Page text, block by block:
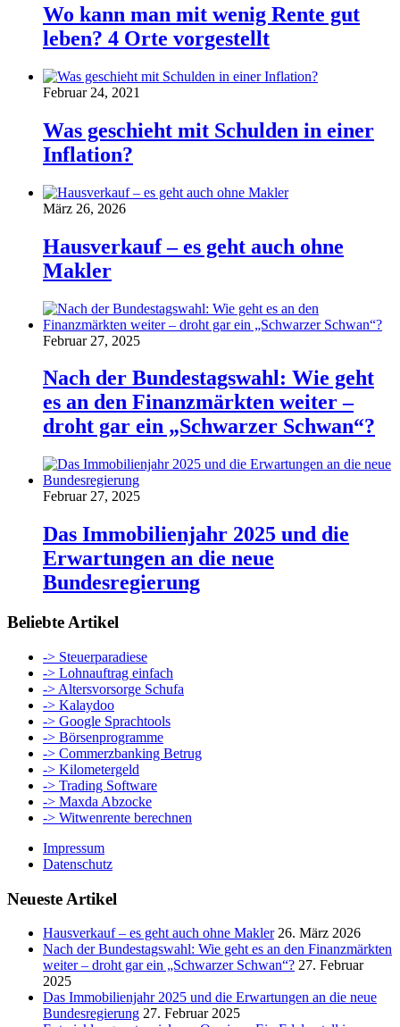
Wo kann man mit wenig Rente gut
leben? 4 Orte vorgestellt
Februar 24, 2021
Was geschieht mit Schulden in einer
Inflation?
März 26, 2026
Hausverkauf – es geht auch ohne
Makler
Februar 27, 2025
Nach der Bundestagswahl: Wie geht
es an den Finanzmärkten weiter –
droht gar ein „Schwarzer Schwan“?
Februar 27, 2025
Das Immobilienjahr 2025 und die
Erwartungen an die neue
Bundesregierung
Beliebte Artikel
-> Steuerparadiese
-> Lohnauftrag einfach
-> Altersvorsorge Schufa
-> Kalaydoo
-> Google Sprachtools
-> Börsenprogramme
-> Commerzbanking Betrug
-> Kilometergeld
-> Trading Software
-> Maxda Abzocke
-> Witwenrente berechnen
Impressum
Datenschutz
Neueste Artikel
Hausverkauf – es geht auch ohne Makler 26. März 2026
Nach der Bundestagswahl: Wie geht es an den Finanzmärkten
weiter – droht gar ein „Schwarzer Schwan“? 27. Februar
2025
Das Immobilienjahr 2025 und die Erwartungen an die neue
Bundesregierung 27. Februar 2025